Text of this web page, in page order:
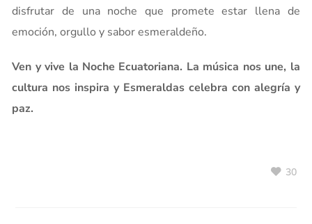
disfrutar de una noche que promete estar llena de
emoción, orgullo y sabor esmeraldeño.
Ven y vive la Noche Ecuatoriana. La música nos une, la
cultura nos inspira y Esmeraldas celebra con alegría y
paz.
30